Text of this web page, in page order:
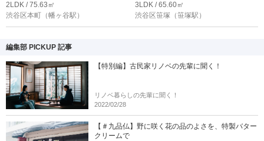
2LDK / 75.63㎡
渋谷区本町 （幡ヶ谷駅）
3LDK / 65.60㎡
渋谷区笹塚 （笹塚駅）
編集部 PICKUP 記事
【特別編】古民家リノベの先輩に聞く！
リノベ暮らしの先輩に聞く！
2022/02/28
【＃九品仏】野に咲く花の品のよさを、特製バター
クリームで